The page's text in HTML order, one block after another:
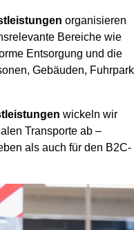
organisieren
Bereiche wie
Entsorgung und die
Gebäuden, Fuhrpark
wickeln wir
Transporte ab –
als auch für den B2C-